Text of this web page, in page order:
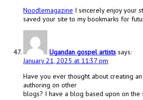
Noodlemagazine I sincerely enjoy your
saved your site to my bookmarks for
Ugandan gospel artists says:
January 21, 2025 at 11:37 pm
Have you ever thought about creating
authoring on other
blogs? I have a blog based upon on the